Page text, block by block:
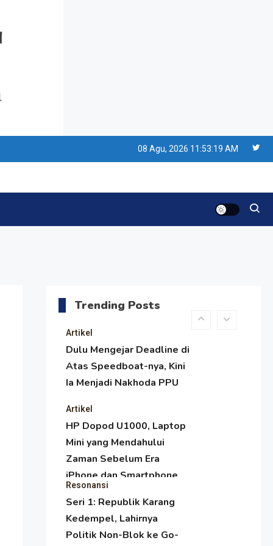
08 Agu, 2026 11:53:20 AM
Trending Posts
Ulang Tahun PPU,
Pertentangan Bulan
Gareng Lebih Sibuk Orasi
Ronggeng Paser Melawan
Artikel
Dulu Mengejar Deadline di
Atas Speedboat-nya, Kini
Ia Menjadi Nakhoda PPU
Artikel
HP Dopod U1000, Laptop
Mini yang Mendahului
Zaman Sebelum Era
iPhone dan Smartphone
Resonansi
Seri 1: Republik Karang
Kedempel, Lahirnya
Politik Non-Blok ke Go-